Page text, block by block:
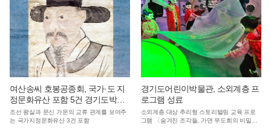
여산송씨 호봉공종회, 국가·도 지
정문화유산 포함 5건 경기도박물
관에 기증
조선 왕실과 문신 가문의 교류 관계를 보여주
는 국가지정문화유산 3건 포함
경기도어린이박물관, 소외계층 프
로그램 성료
소외계층 대상 추리형 스토리텔링 교육 프로
그램 〈숨겨진 조각들, 가면 무도회의 비밀〉